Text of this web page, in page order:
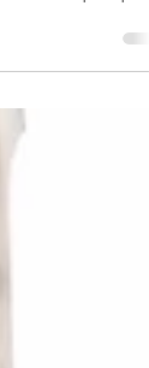
celebraciones,
mayo, día del